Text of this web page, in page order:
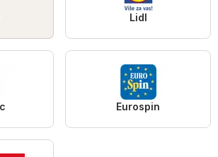
Lidl
Eurospin